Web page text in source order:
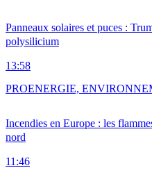
Panneaux solaires et puces :
polysilicium
13:58
Incendies en Europe : les
nord
11:46
PROENERGIE,